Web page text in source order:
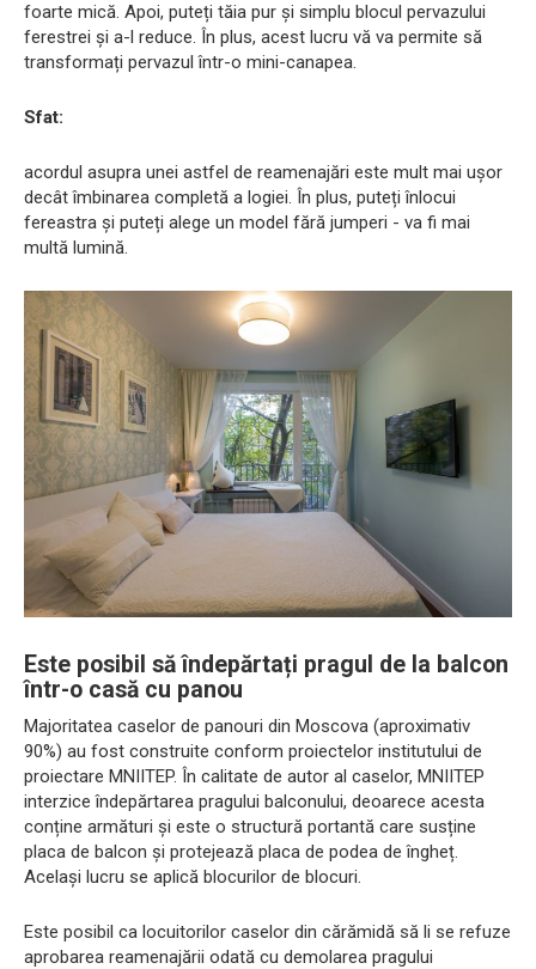
foarte mică. Apoi, puteți tăia pur și simplu blocul pervazului
ferestrei și a-l reduce. În plus, acest lucru vă va permite să
transformați pervazul într-o mini-canapea.
Sfat:
acordul asupra unei astfel de reamenajări este mult mai ușor
decât îmbinarea completă a logiei. În plus, puteți înlocui
fereastra și puteți alege un model fără jumperi - va fi mai
multă lumină.
Este posibil să îndepărtați pragul de la balcon
într-o casă cu panou
Majoritatea caselor de panouri din Moscova (aproximativ
90%) au fost construite conform proiectelor institutului de
proiectare MNIITEP. În calitate de autor al caselor, MNIITEP
interzice îndepărtarea pragului balconului, deoarece acesta
conține armături și este o structură portantă care susține
placa de balcon și protejează placa de podea de îngheț.
Același lucru se aplică blocurilor de blocuri.
Este posibil ca locuitorilor caselor din cărămidă să li se refuze
aprobarea reamenajării odată cu demolarea pragului